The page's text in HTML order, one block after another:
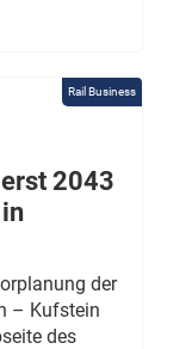
Rail Business
2043
der
– Kufstein
des